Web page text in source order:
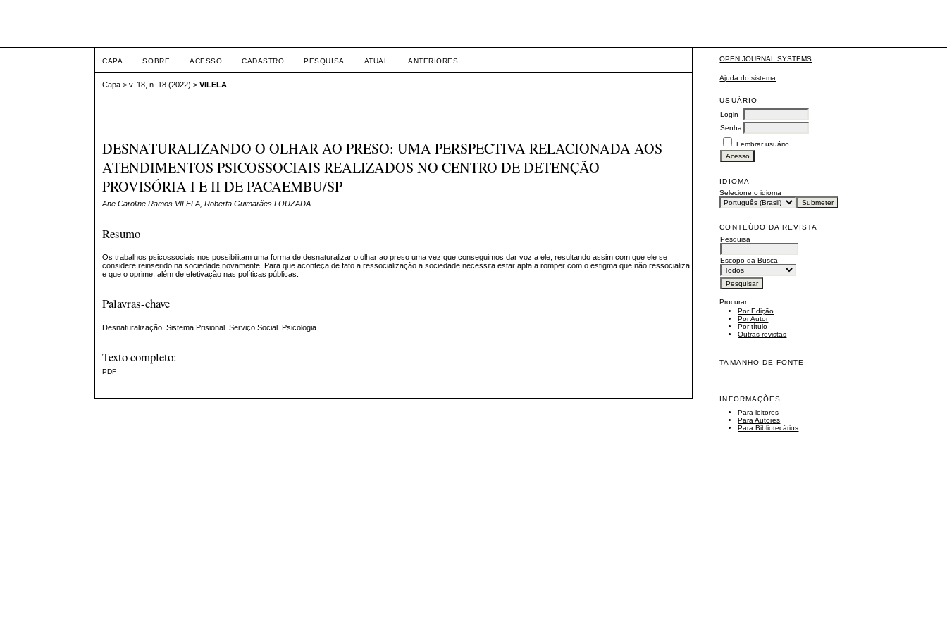
OPEN JOURNAL SYSTEMS
Ajuda do sistema
USUÁRIO
Login
Senha
Lembrar usuário
IDIOMA
Selecione o idioma
CONTEÚDO DA REVISTA
Pesquisa
Escopo da Busca
Procurar
Por Edição
Por Autor
Por título
Outras revistas
TAMANHO DE FONTE
INFORMAÇÕES
Para leitores
Para Autores
Para Bibliotecários
CAPA SOBRE ACESSO CADASTRO PESQUISA ATUAL ANTERIORES
Capa >v. 18, n. 18 (2022) >VILELA
DESNATURALIZANDO O OLHAR AO PRESO: UMA PERSPECTIVA RELACIONADA AOS
ATENDIMENTOS PSICOSSOCIAIS REALIZADOS NO CENTRO DE DETENÇÃO
PROVISÓRIA I E II DE PACAEMBU/SP
Ane Caroline Ramos VILELA, Roberta Guimarães LOUZADA
Resumo
Os trabalhos psicossociais nos possibilitam uma forma de desnaturalizar o olhar ao preso uma vez que conseguimos dar voz a ele, resultando assim com que ele se
considere reinserido na sociedade novamente. Para que aconteça de fato a ressocialização a sociedade necessita estar apta a romper com o estigma que não ressocializa
e que o oprime, além de efetivação nas políticas públicas.
Palavras-chave
Desnaturalização. Sistema Prisional. Serviço Social. Psicologia.
Texto completo:
PDF